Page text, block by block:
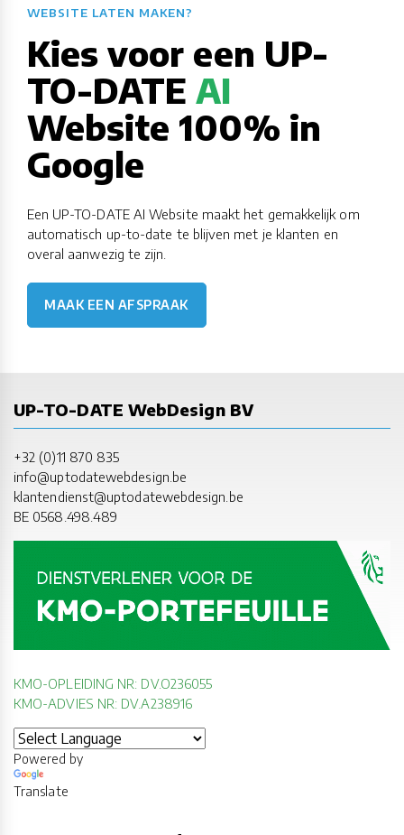
WEBSITE LATEN MAKEN?​​​​​​​​​​​​​​
Kies voor een UP-
TO-DATEAI
Website 100% in
Google
Een UP-TO-DATE AI Website maakt het gemakkelijk om
automatisch up-to-date te blijven met je klanten en
overal aanwezig te zijn.
MAAK EEN AFSPRAAK
UP-TO-DATE WebDesign BV
+32 (0)11 870 835
info@uptodatewebdesign.be
klantendienst@uptodatewebdesign.be
BE 0568.498.489
KMO-OPLEIDING NR: DV.O236055
KMO-ADVIES NR: DV.A238916
Powered by
Translate